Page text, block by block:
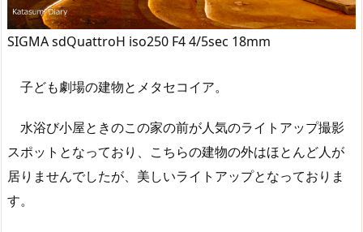
SIGMA sdQuattroH iso250 F4 4/5sec 18mm
子ども劇場の建物とメタセコイア。
水浴び小屋ときのこの家の前が人気のライトアップ撮影
スポットとなっており、こちらの建物の外はほとんど人が
居りませんでしたが、美しいライトアップとなっておりま
す。